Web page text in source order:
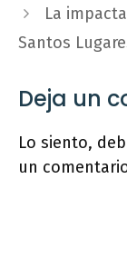
La
Santos
Deja un
Lo siento,
un